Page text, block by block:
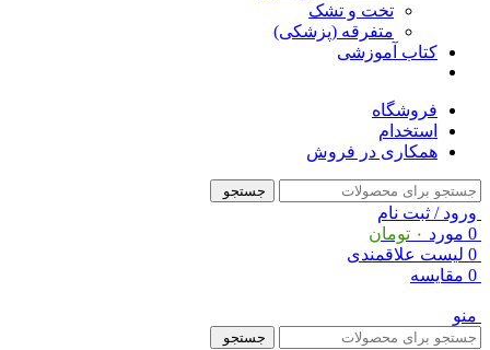
تخت و تشک
متفرقه (پزشکی)
کتاب آموزشی
فروشگاه
استخدام
همکاری در فروش
جستجو
ورود / ثبت نام
0 مورد ۰ تومان
0 لیست علاقمندی
0 مقایسه
منو
جستجو